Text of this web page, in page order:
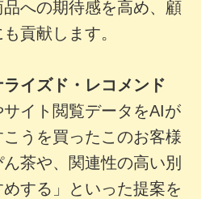
への期待感を高め、顧
貢献します。
イズド・レコメンド
イト閲覧データをAIが
うを買ったこのお客様
茶や、関連性の高い別
する」といった提案を